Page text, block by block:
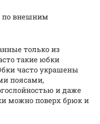
по внешним
только из
такие юбки
часто украшены
поясами,
и даже
можно поверх брюк и